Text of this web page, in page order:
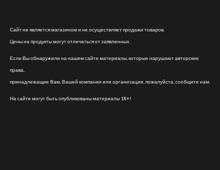
Сайт не является магазином и не осуществляет продажи товаров.
Цены на продукты могут отличаться от заявленных.
Если Вы обнаружили на нашем сайте материалы, которые нарушают авторские
права,
принадлежащие Вам, Вашей компании или организации, пожалуйста, сообщите нам.
На сайте могут быть опубликованы материалы 18+!